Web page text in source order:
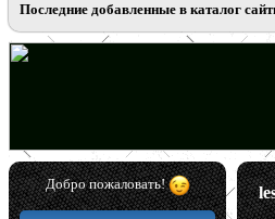
Последние добавленные в каталог
Добро пожаловать!